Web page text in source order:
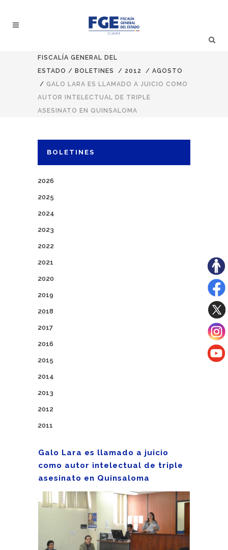
FISCALÍA GENERAL DEL
ESTADO / BOLETINES / 2012 / AGOSTO
/ GALO LARA ES LLAMADO A JUICIO COMO
AUTOR INTELECTUAL DE TRIPLE
ASESINATO EN QUINSALOMA
BOLETINES
2026
2025
2024
2023
2022
2021
2020
2019
2018
2017
2016
2015
2014
2013
2012
2011
Galo Lara es llamado a juicio
como autor intelectual de triple
asesinato en Quinsaloma